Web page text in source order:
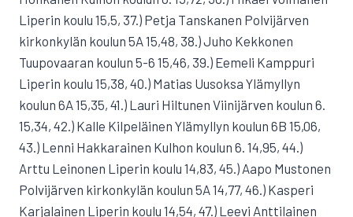
Liperin koulu 15,5, 37.) Petja Tanskanen Polvijärven
kirkonkylän koulun 5A 15,48, 38.) Juho Kekkonen
Tuupovaaran koulun 5-6 15,46, 39.) Eemeli Kamppuri
Liperin koulu 15,38, 40.) Matias Uusoksa Ylämyllyn
koulun 6A 15,35, 41.) Lauri Hiltunen Viinijärven koulun 6.
15,34, 42.) Kalle Kilpeläinen Ylämyllyn koulun 6B 15,06,
43.) Lenni Hakkarainen Kulhon koulun 6. 14,95, 44.)
Arttu Leinonen Liperin koulu 14,83, 45.) Aapo Mustonen
Polvijärven kirkonkylän koulun 5A 14,77, 46.) Kasperi
Karjalainen Liperin koulu 14,54, 47.) Leevi Anttilainen